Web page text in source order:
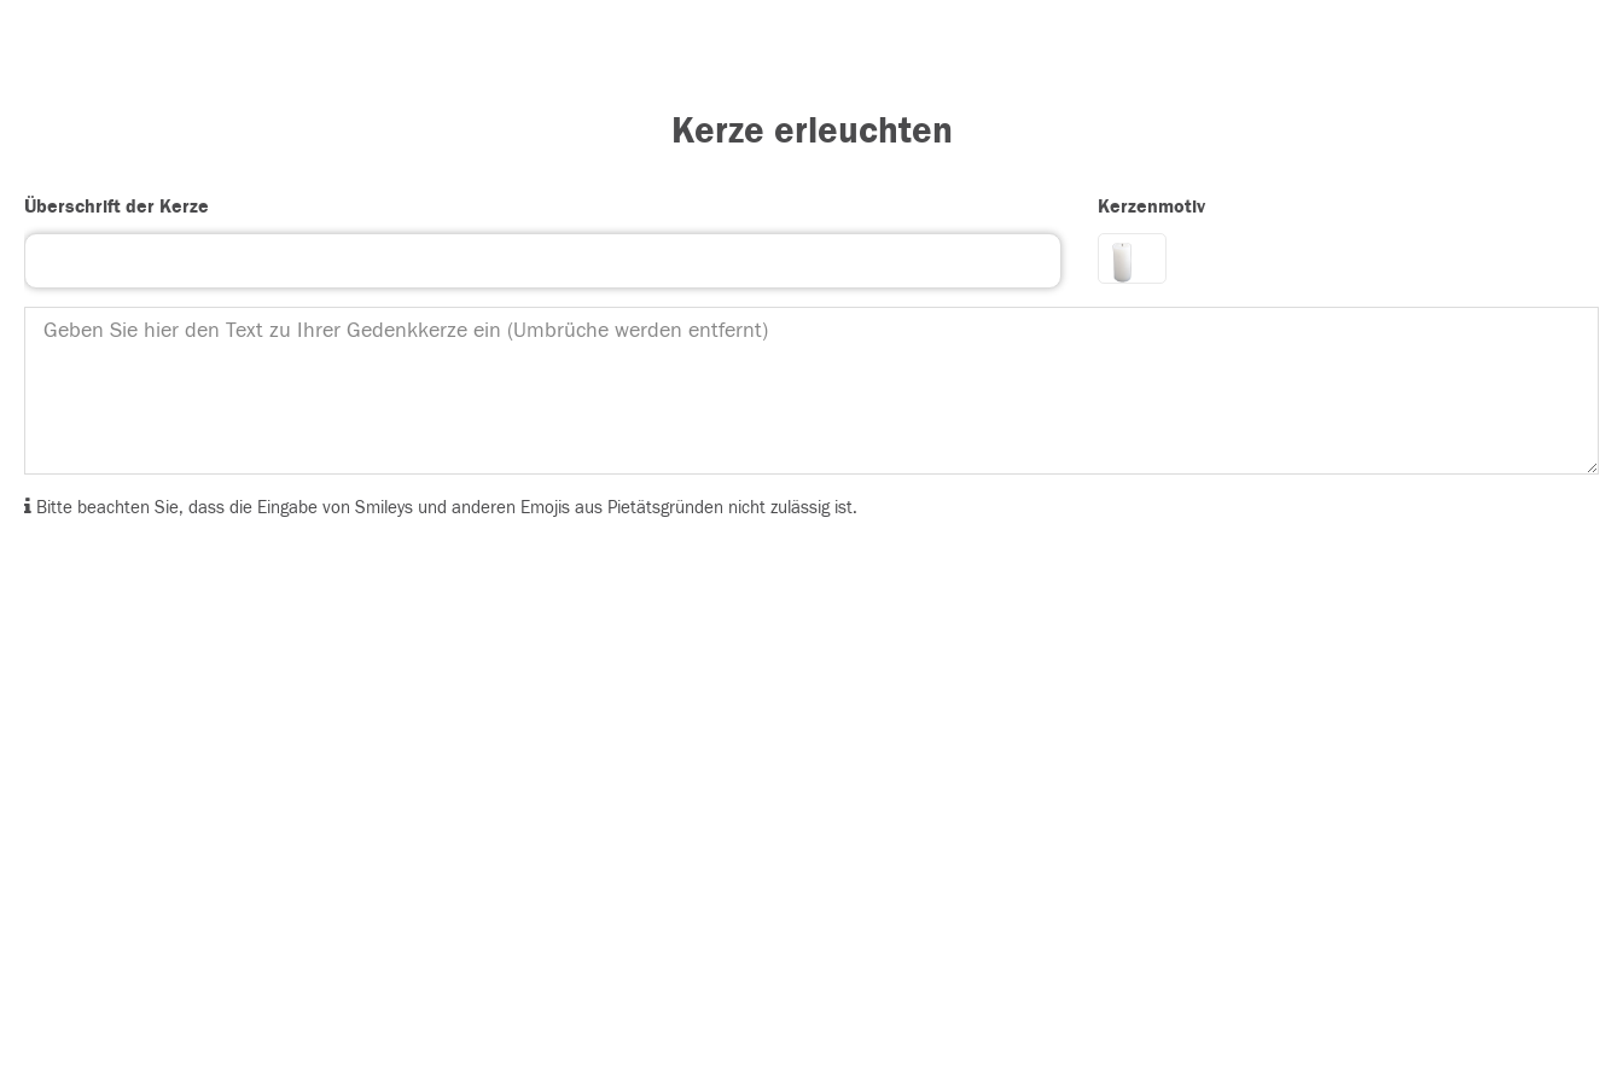
Kerze erleuchten
Überschrift der Kerze Kerzenmotiv
Bitte beachten Sie, dass die Eingabe von Smileys und anderen Emojis aus Pietätsgründen nicht zulässig ist.